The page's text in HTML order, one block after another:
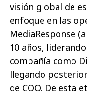
visión global de
enfoque en las
MediaResponse
10 años,
compañía como
llegando
de COO. De esta